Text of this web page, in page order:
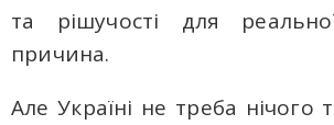
та рішучості для
причина.
Але Україні не треба нічого